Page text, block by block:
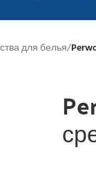
для белья/